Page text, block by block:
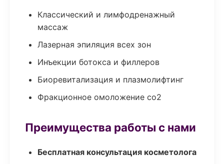
Классический и лимфодренажный
массаж
Лазерная эпиляция всех зон
Инъекции ботокса и филлеров
Биоревитализация и плазмолифтинг
Фракционное омоложение co2
Преимущества работы с нами
Бесплатная консультация косметолога